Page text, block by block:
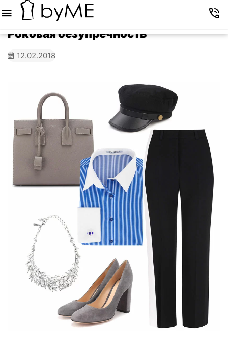
Роковая безупречность
12.02.2018
Меню Корзина Контакты